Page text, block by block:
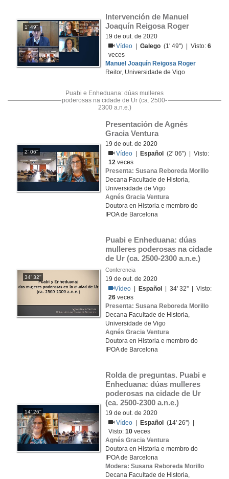
1' 49''
Intervención de Manuel
Joaquín Reigosa Roger
19 de out. de 2020
Vídeo
|Galego (1' 49'') | Visto:6
veces
Manuel Joaquín Reigosa Roger
Reitor, Universidade de Vigo
Puabi e Enheduana: dúas mulleres
poderosas na cidade de Ur (ca. 2500-
2300 a.n.e.)
2' 06''
Presentación de Agnés
Gracia Ventura
19 de out. de 2020
Vídeo
Español
(2' 06'') | Visto:
12 veces
Presenta: Susana Reboreda Morillo
Decana Facultade de Historia,
Universidade de Vigo
Agnés Gracia Ventura
Doutora en Historia e membro do
IPOA de Barcelona
34' 32''
Puabi e Enheduana: dúas
mulleres poderosas na cidade
de Ur (ca. 2500-2300 a.n.e.)
Conferencia
19 de out. de 2020
Vídeo
Español
| 34' 32'' | Visto:
26 veces
Presenta: Susana Reboreda Morillo
Decana Facultade de Historia,
Universidade de Vigo
Agnés Gracia Ventura
Doutora en Historia e membro do
IPOA de Barcelona
14' 26''
Rolda de preguntas. Puabi e
Enheduana: dúas mulleres
poderosas na cidade de Ur
(ca. 2500-2300 a.n.e.)
19 de out. de 2020
Vídeo
Español
(14' 26'') |
Visto:10 veces
Agnés Gracia Ventura
Doutora en Historia e membro do
IPOA de Barcelona
Modera: Susana Reboreda Morillo
Decana Facultade de Historia,